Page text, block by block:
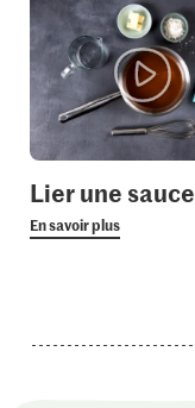
Lier une sauce
En savoir plus